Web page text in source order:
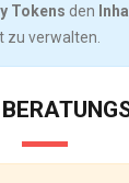
Tokens den
zu verwalten.